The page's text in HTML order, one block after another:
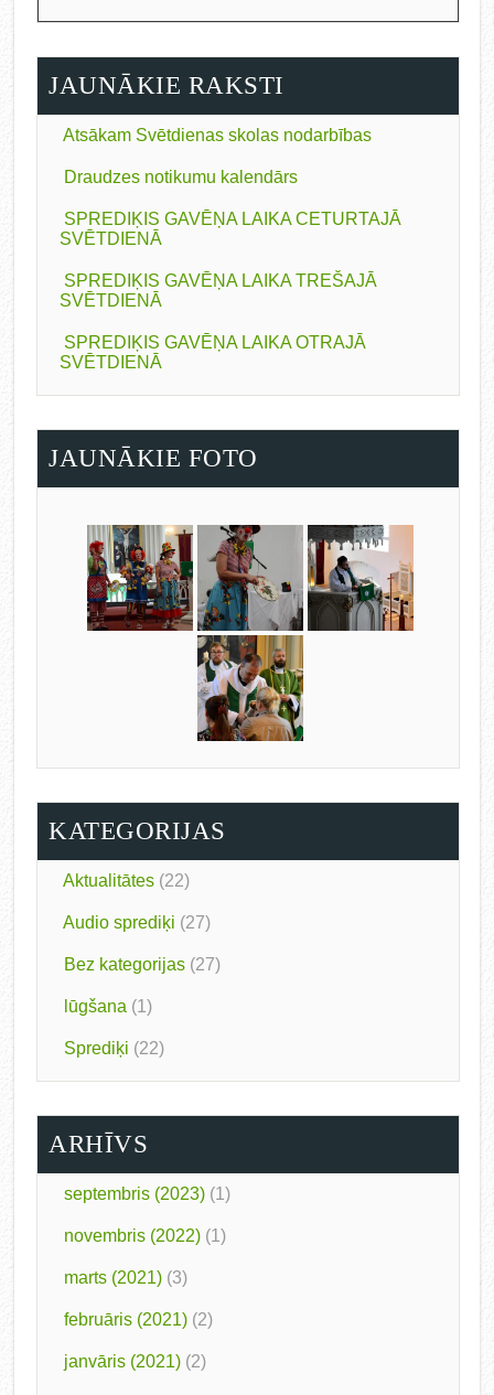
JAUNĀKIE RAKSTI
Atsākam Svētdienas skolas nodarbības
Draudzes notikumu kalendārs
SPREDIĶIS GAVĒŅA LAIKA CETURTAJĀ
SVĒTDIENĀ
SPREDIĶIS GAVĒŅA LAIKA TREŠAJĀ
SVĒTDIENĀ
SPREDIĶIS GAVĒŅA LAIKA OTRAJĀ
SVĒTDIENĀ
JAUNĀKIE FOTO
KATEGORIJAS
Aktualitātes (22)
Audio sprediķi (27)
Bez kategorijas (27)
lūgšana (1)
Sprediķi (22)
ARHĪVS
septembris (2023) (1)
novembris (2022) (1)
marts (2021) (3)
februāris (2021) (2)
janvāris (2021) (2)